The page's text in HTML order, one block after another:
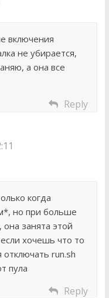
включения
не убирается,
а она все
Reply
когда
но при больше
занята этой
хочешь что то
run.sh
пула
Reply